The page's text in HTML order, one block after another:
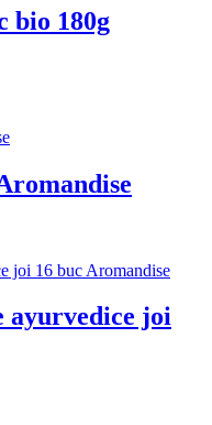
bio 180g
ayurvedice joi